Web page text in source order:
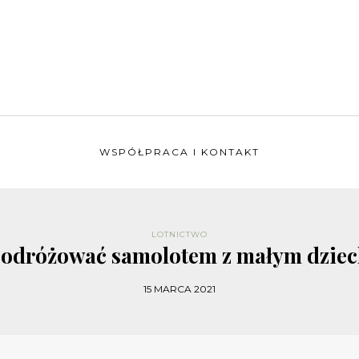
WSPÓŁPRACA I KONTAKT
LOTNICTWO
samolotem z małym
15 MARCA 2021